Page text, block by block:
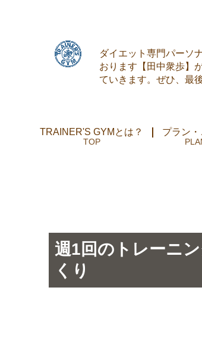
ダイエット専門パーソ
おります【田中衆歩】
ていきます。ぜひ、最
TRAINER'S GYMとは？ プラン
週1回のトレーニ
くり